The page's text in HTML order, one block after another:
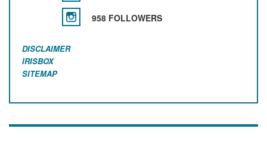
958 FOLLOWERS
DISCLAIMER
IRISBOX
SITEMAP